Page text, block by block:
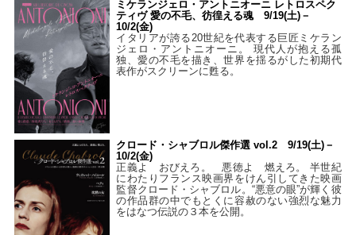
ミケランジェロ・アントニオーニ レトロスペク
ティヴ 愛の不毛、彷徨える魂 9/19(土)－
10/2(金)
イタリアが誇る20世紀を代表する巨匠ミケラン
ジェロ・アントニオーニ。 現代人が抱える孤
独、愛の不毛を描き、世界を揺るがした初期代
表作がスクリーンに甦る。
クロード・シャブロル傑作選 vol.2 9/19(土)－
10/2(金)
正義よ おびえろ。 悪徳よ 燃えろ。 半世紀
にわたりフランス映画界をけん引してきた映画
監督クロード・シャブロル。“悪意の眼”が輝く彼
の作品群の中でもとくに容赦のない強烈な魅力
をはなつ伝説の３本を公開。